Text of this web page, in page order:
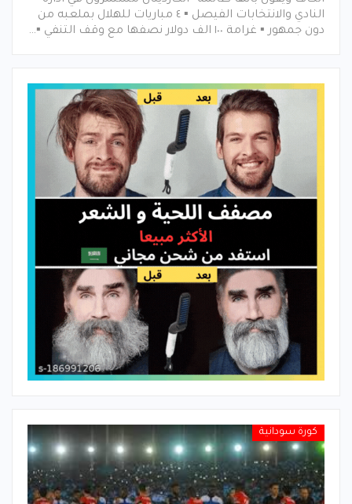
النادي والانتخابات الفيصل ▪︎ ٤ مباريات للهلال بملعبه من
دون جمهور ▪︎ غرامة ١٠٠ الف دولار نصفها مع وقف التنفي ▪︎…
كورة سودانية